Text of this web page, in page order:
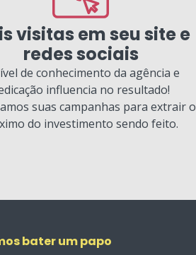
visitas em seu site e
redes sociais
de conhecimento da agência e
influencia no resultado!
suas campanhas para extrair o
do investimento sendo feito.
bater um papo